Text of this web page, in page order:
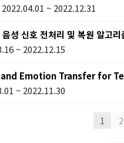
~ 2022.12.31
성 신호 전처리 및 복원 알고리
~ 2022.12.15
Emotion Transfer for
~ 2022.11.30
1 2